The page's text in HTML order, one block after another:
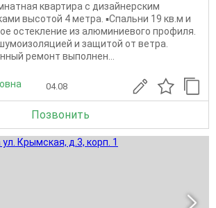
квартира с дизайнepcким
высотой 4 метра. ▪️Спальни 19 кв.м и
остекление из алюминиевого профиля.
и защитой от ветра.
peмoнт выполнeн...
04.08
Позвонить